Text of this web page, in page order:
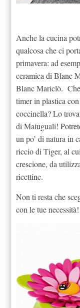
Anche la cucina
qualcosa che ci
primavera: ad
ceramica di Blanc
Blanc Mariclò.
timer in plastica
coccinella? Lo
di Maiuguali!
un po’ di natura in
riccio di Tiger, al
crescione, da
ricettine.
Non ti resta che
con le tue necessità!